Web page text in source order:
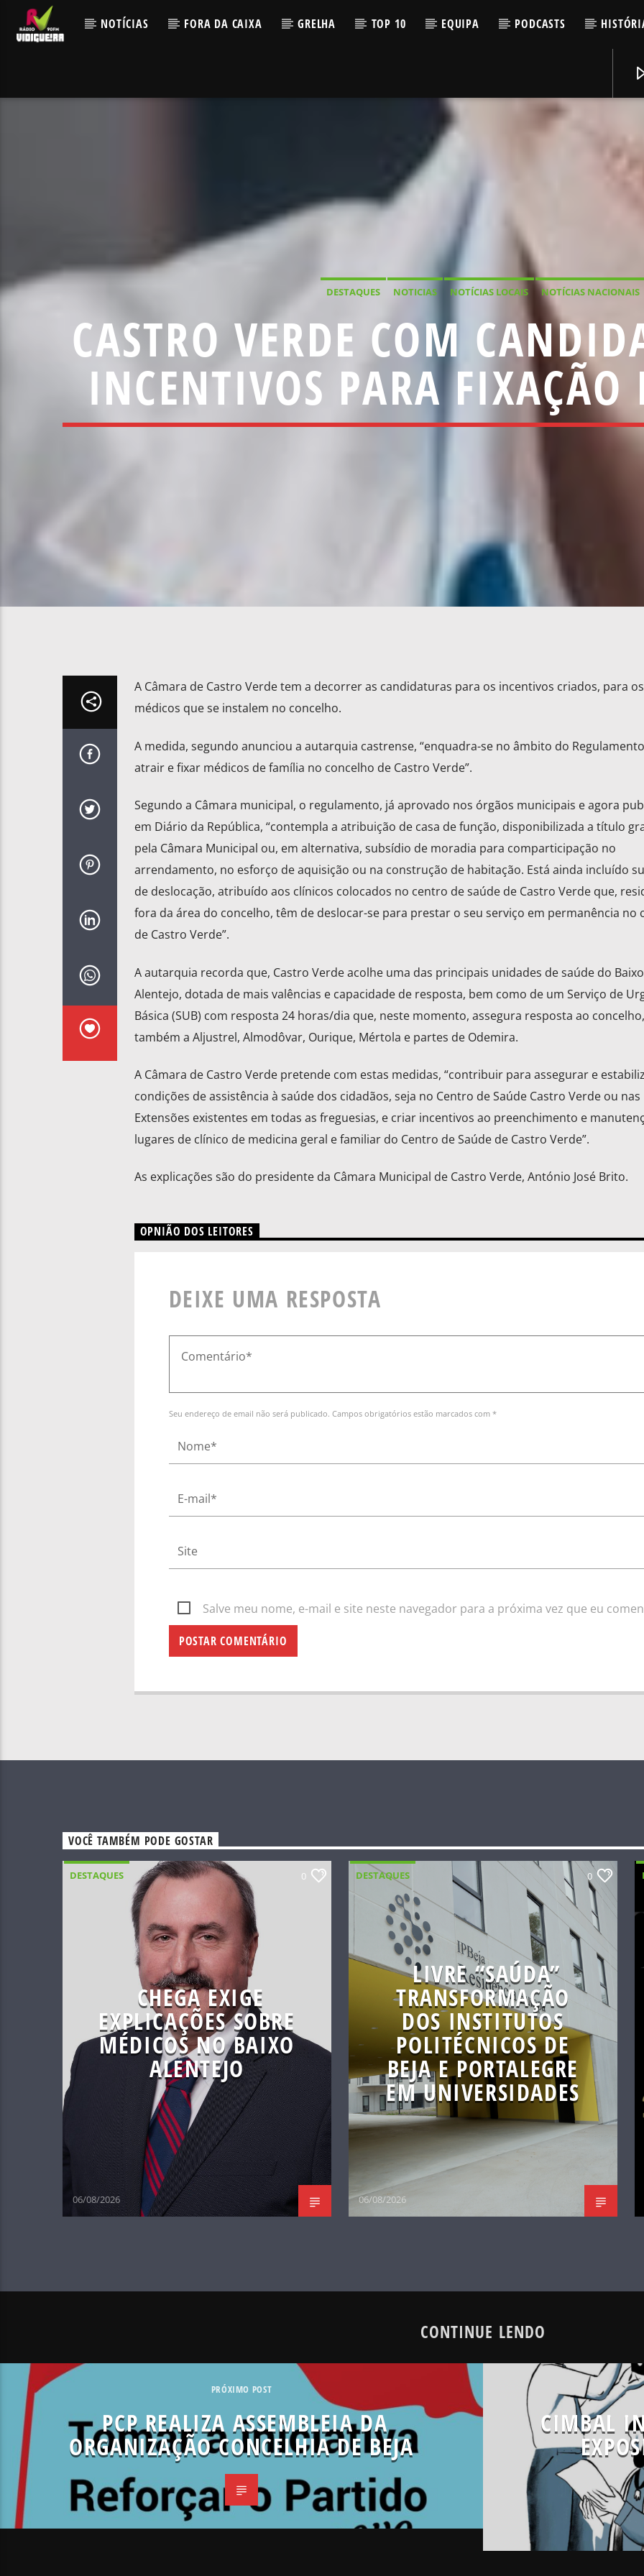
NOTÍCIAS FORA DA CAIXA GRELHA TOP 10 EQUIPA PODCASTS
DESTAQUES NOTICIAS NOTÍCIAS LOCAIS NOTÍCIAS NACIONAIS
CASTRO VERDE COM
INCENTIVOS PARA FIXAÇÃO
A Câmara de Castro Verde tem a decorrer as candidaturas para os incentivos criados, para os
médicos que se instalem no concelho.
A medida, segundo anunciou a autarquia castrense, “enquadra-se no âmbito do
atrair e fixar médicos de família no concelho de Castro Verde”.
Segundo a Câmara municipal, o regulamento, já aprovado nos órgãos municipais e agora
em Diário da República, “contempla a atribuição de casa de função, disponibilizada a título
pela Câmara Municipal ou, em alternativa, subsídio de moradia para comparticipação no
arrendamento, no esforço de aquisição ou na construção de habitação. Está ainda incluído
de deslocação, atribuído aos clínicos colocados no centro de saúde de Castro Verde que,
fora da área do concelho, têm de deslocar-se para prestar o seu serviço em permanência no
de Castro Verde”.
A autarquia recorda que, Castro Verde acolhe uma das principais unidades de saúde do Baixo
Alentejo, dotada de mais valências e capacidade de resposta, bem como de um Serviço de
Básica (SUB) com resposta 24 horas/dia que, neste momento, assegura resposta ao
também a Aljustrel, Almodôvar, Ourique, Mértola e partes de Odemira.
A Câmara de Castro Verde pretende com estas medidas, “contribuir para assegurar e
condições de assistência à saúde dos cidadãos, seja no Centro de Saúde Castro Verde ou nas
Extensões existentes em todas as freguesias, e criar incentivos ao preenchimento e
lugares de clínico de medicina geral e familiar do Centro de Saúde de Castro Verde”.
As explicações são do presidente da Câmara Municipal de Castro Verde, António José Brito.
OPNIÃO DOS LEITORES
DEIXE UMA RESPOSTA
Seu endereço de email não será publicado. Campos obrigatórios estão marcados com *
Salve meu nome, e-mail e site neste navegador para a próxima vez que eu
VOCÊ TAMBÉM PODE GOSTAR
DESTAQUES 0
CHEGA EXIGE
EXPLICAÇÕES SOBRE
MÉDICOS NO BAIXO
ALENTEJO
06/08/2026
DESTAQUES 0
LIVRE “SAÚDA”
TRANSFORMAÇÃO
DOS INSTITUTOS
POLITÉCNICOS DE
BEJA E PORTALEGRE
EM UNIVERSIDADES
06/08/2026
CONTINUE LENDO
PRÓXIMO POST
PCP REALIZA ASSEMBLEIA DA
ORGANIZAÇÃO CONCELHIA DE BEJA
CIMBAL